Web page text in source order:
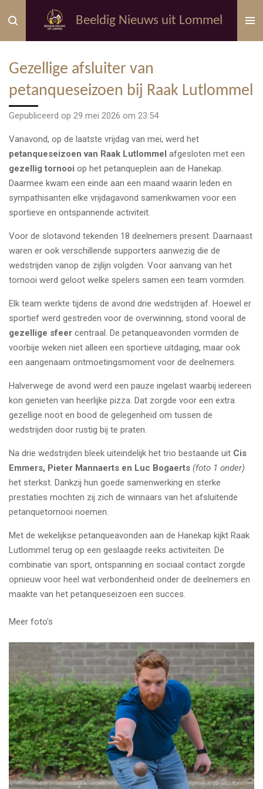
direct
naar
hoofdinhoud
Beeldig Nieuws uit Lommel
Gezellige afsluiter van
petanqueseizoen bij Raak Lutlommel
Gepubliceerd op 29 mei 2026 om 23:54
Vanavond, op de laatste vrijdag van mei, werd het
petanqueseizoen van Raak Lutlommel afgesloten met een
gezellig tornooi op het petanqueplein aan de Hanekap.
Daarmee kwam een einde aan een maand waarin leden en
sympathisanten elke vrijdagavond samenkwamen voor een
sportieve en ontspannende activiteit.
Voor de slotavond tekenden 18 deelnemers present. Daarnaast
waren er ook verschillende supporters aanwezig die de
wedstrijden vanop de zijlijn volgden. Voor aanvang van het
tornooi werd geloot welke spelers samen een team vormden.
Elk team werkte tijdens de avond drie wedstrijden af. Hoewel er
sportief werd gestreden voor de overwinning, stond vooral de
gezellige sfeer centraal. De petanqueavonden vormden de
voorbije weken niet alleen een sportieve uitdaging, maar ook
een aangenaam ontmoetingsmoment voor de deelnemers.
Halverwege de avond werd een pauze ingelast waarbij iedereen
kon genieten van heerlijke pizza. Dat zorgde voor een extra
gezellige noot en bood de gelegenheid om tussen de
wedstrijden door rustig bij te praten.
Na drie wedstrijden bleek uiteindelijk het trio bestaande uit Cis
Emmers, Pieter Mannaerts en Luc Bogaerts (foto 1 onder)
het sterkst. Dankzij hun goede samenwerking en sterke
prestaties mochten zij zich de winnaars van het afsluitende
petanquetornooi noemen.
Met de wekelijkse petanqueavonden aan de Hanekap kijkt Raak
Lutlommel terug op een geslaagde reeks activiteiten. De
combinatie van sport, ontspanning en sociaal contact zorgde
opnieuw voor heel wat verbondenheid onder de deelnemers en
maakte van het petanqueseizoen een succes.
Meer foto's